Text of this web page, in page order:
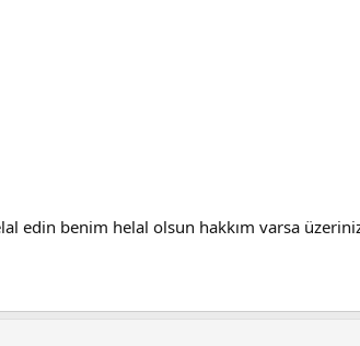
edin benim helal olsun hakkım varsa